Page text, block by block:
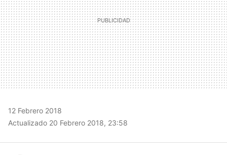
12 Febrero 2018
Actualizado 20 Febrero 2018, 23:58